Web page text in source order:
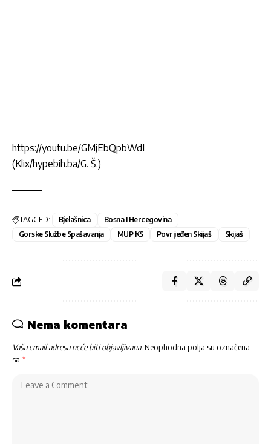
https://youtu.be/GMjEbQpbWdI
(Klix/hypebih.ba/G. Š.)
TAGGED: Bjelašnica
Bosna I Hercegovina
Gorske Službe Spašavanja
MUP KS Povrijeđen Skijaš Skijaš
Nema komentara
Vaša email adresa neće biti objavljivana. Neophodna polja su označena
sa *